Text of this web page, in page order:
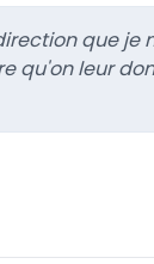
que je
qu'on leur